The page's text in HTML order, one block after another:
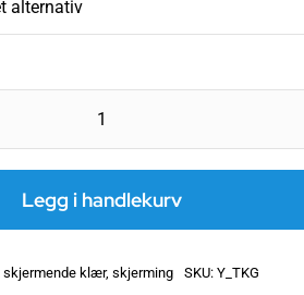
Hodetørkle
skjermende
HF/LF
Legg i handlekurv
skjermende klær, skjerming SKU: Y_TKG